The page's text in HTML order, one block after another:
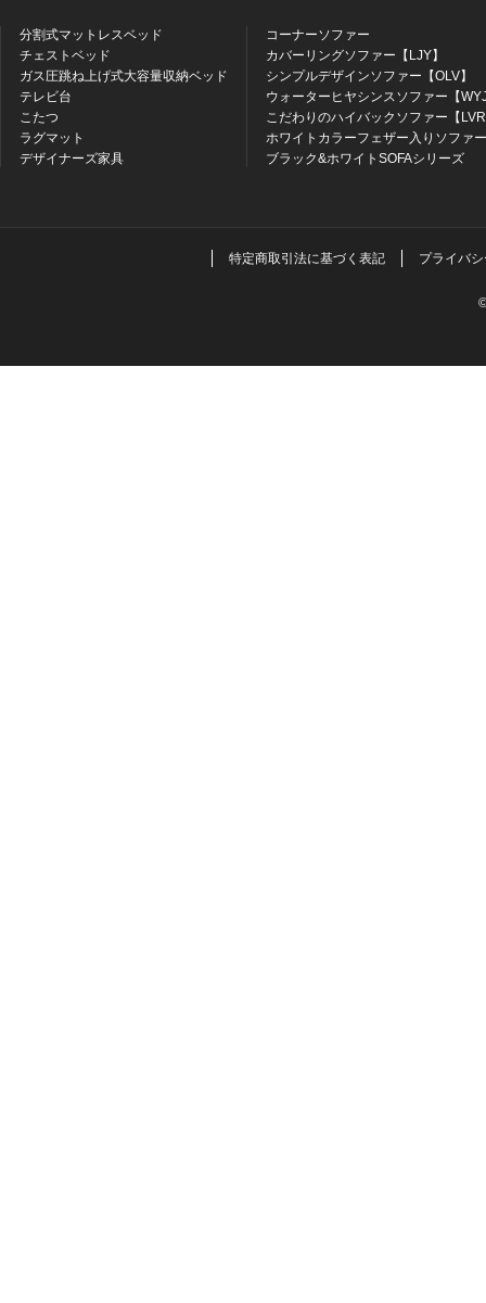
分割式マットレスベッド
チェストベッド
ガス圧跳ね上げ式大容量収納ベッド
テレビ台
こたつ
ラグマット
デザイナーズ家具
コーナーソファー
カバーリングソファー【LJY】
シンプルデザインソファー【OLV】
ウォーターヒヤシンスソファー【
こだわりのハイバックソファー【
ホワイトカラーフェザー入りソファ
ブラック&ホワイトSOFAシリーズ
特定商取引法に基づく表記 プライバ